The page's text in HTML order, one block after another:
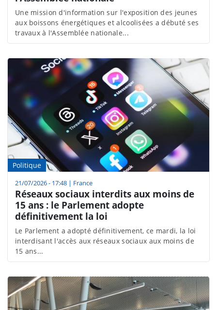
Une mission d'information sur l'exposition des jeunes
aux boissons énergétiques et alcoolisées a débuté ses
travaux à l'Assemblée nationale...
Politique
21/07/2026 - 17:48 | France
Réseaux sociaux interdits aux moins de
15 ans : le Parlement adopte
définitivement la loi
Le Parlement a adopté définitivement, ce mardi, la loi
interdisant l'accès aux réseaux sociaux aux moins de
15 ans...